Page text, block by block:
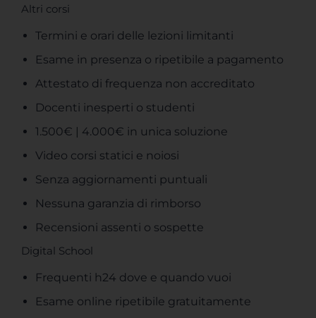
Altri corsi
Termini e orari delle lezioni limitanti
Esame in presenza o ripetibile a pagamento
Attestato di frequenza non accreditato
Docenti inesperti o studenti
1.500€ | 4.000€ in unica soluzione
Video corsi statici e noiosi
Senza aggiornamenti puntuali
Nessuna garanzia di rimborso
Recensioni assenti o sospette
Digital School
Frequenti h24 dove e quando vuoi​
Esame online ripetibile gratuitamente​